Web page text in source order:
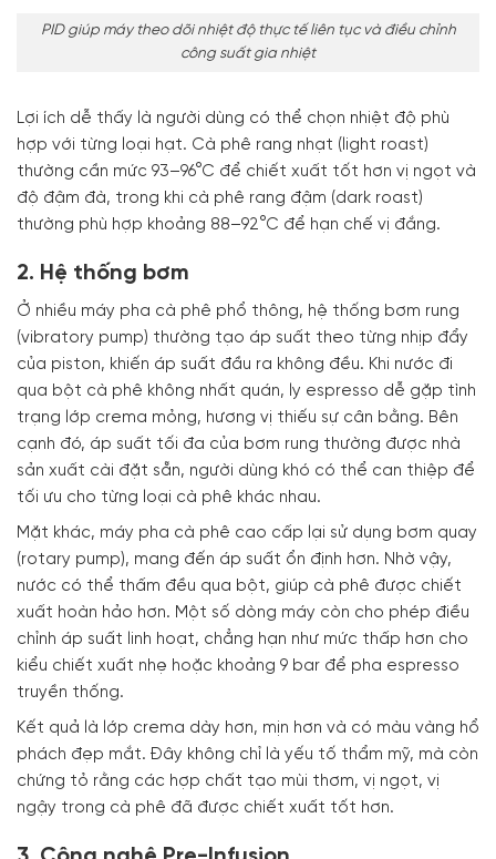
PID giúp máy theo dõi nhiệt độ thực tế liên tục và điều chỉnh
công suất gia nhiệt
Lợi ích dễ thấy là người dùng có thể chọn nhiệt độ phù
hợp với từng loại hạt. Cà phê rang nhạt (light roast)
thường cần mức 93–96°C để chiết xuất tốt hơn vị ngọt và
độ đậm đà, trong khi cà phê rang đậm (dark roast)
thường phù hợp khoảng 88–92°C để hạn chế vị đắng.
2. Hệ thống bơm
Ở nhiều máy pha cà phê phổ thông, hệ thống bơm rung
(vibratory pump) thường tạo áp suất theo từng nhịp đẩy
của piston, khiến áp suất đầu ra không đều. Khi nước đi
qua bột cà phê không nhất quán, ly espresso dễ gặp tình
trạng lớp crema mỏng, hương vị thiếu sự cân bằng. Bên
cạnh đó, áp suất tối đa của bơm rung thường được nhà
sản xuất cài đặt sẵn, người dùng khó có thể can thiệp để
tối ưu cho từng loại cà phê khác nhau.
Mặt khác, máy pha cà phê cao cấp lại sử dụng bơm quay
(rotary pump), mang đến áp suất ổn định hơn. Nhờ vậy,
nước có thể thấm đều qua bột, giúp cà phê được chiết
xuất hoàn hảo hơn. Một số dòng máy còn cho phép điều
chỉnh áp suất linh hoạt, chẳng hạn như mức thấp hơn cho
kiểu chiết xuất nhẹ hoặc khoảng 9 bar để pha espresso
truyền thống.
Kết quả là lớp crema dày hơn, mịn hơn và có màu vàng hổ
phách đẹp mắt. Đây không chỉ là yếu tố thẩm mỹ, mà còn
chứng tỏ rằng các hợp chất tạo mùi thơm, vị ngọt, vị
ngậy trong cà phê đã được chiết xuất tốt hơn.